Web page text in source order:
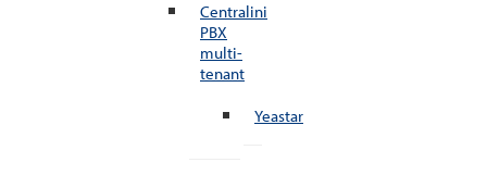
Centralini
PBX
multi-
tenant
Yeastar